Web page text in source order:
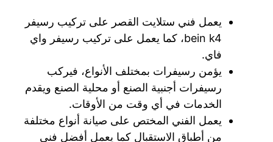
يعمل فني ستلايت القصر على تركيب رسيفر
bein k4، كما يعمل على تركيب رسيفر واي
فاي.
يؤمن رسيفرات بمختلف الأنواع، فيركب
رسيفرات أجنبية الصنع أو محلية الصنع ويقدم
الخدمات في أي وقت من الأوقات.
يعمل الفني المختص على صيانة أنواع مختلفة
من أطباق الاستقبال كما يعمل أفضل فني